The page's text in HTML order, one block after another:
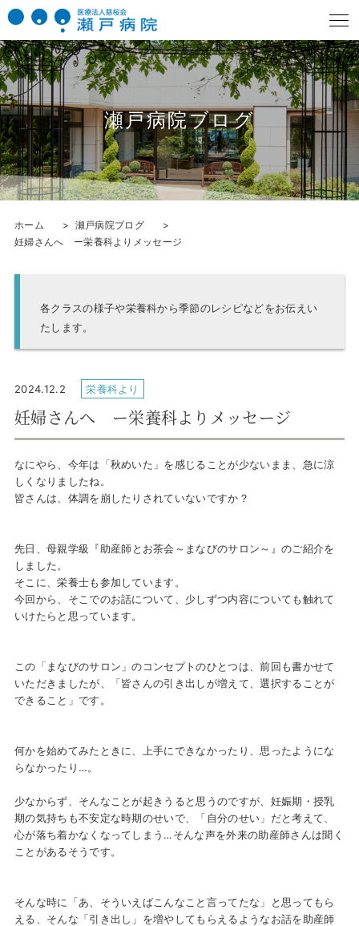
瀬戸病院ブログ
ホーム
瀬戸病院ブログ
妊婦さんへ ー栄養科よりメッセージ
各クラスの様子や栄養科から季節のレシピなどをお伝えい
たします。
2024.12.2 栄養科より
妊婦さんへ ー栄養科よりメッセージ
なにやら、今年は「秋めいた」を感じることが少ないまま、急に涼
しくなりましたね。
皆さんは、体調を崩したりされていないですか？
先日、母親学級 『助産師とお茶会～まなびのサロン～』のご紹介を
しました。
そこに、栄養士も参加しています。
今回から、そこでのお話について、少しずつ内容についても触れて
いけたらと思っています。
この「まなびのサロン」のコンセプトのひとつは、前回も書かせて
いただきましたが、「皆さんの引き出しが増えて、選択することが
できること」です。
何かを始めてみたときに、上手にできなかったり、思ったようにな
らなかったり…。
少なからず、そんなことが起きうると思うのですが、妊娠期・授乳
期の気持ちも不安定な時期のせいで、「自分のせい」だと考えて、
心が落ち着かなくなってしまう…そんな声を外来の助産師さんは聞く
ことがあるそうです。
そんな時に「あ、そういえばこんなこと言ってたな」と思ってもら
える、そんな「引き出し」を増やしてもらえるようなお話を助産師